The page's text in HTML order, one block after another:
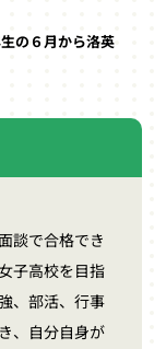
の６月から洛英
談で合格でき
子高校を目指
、部活、行事
、自分自身が